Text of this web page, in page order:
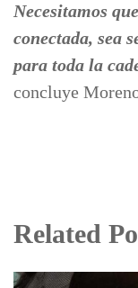
Necesitamos
conectada, sea
para toda la
concluye
Related